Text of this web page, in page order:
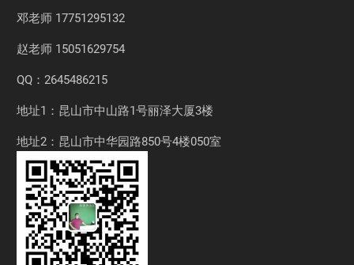
邓老师 17751295132
赵老师 15051629754
QQ：2645486215
地址1：昆山市中山路1号丽泽大厦3楼
地址2：昆山市中华园路850号4楼050室